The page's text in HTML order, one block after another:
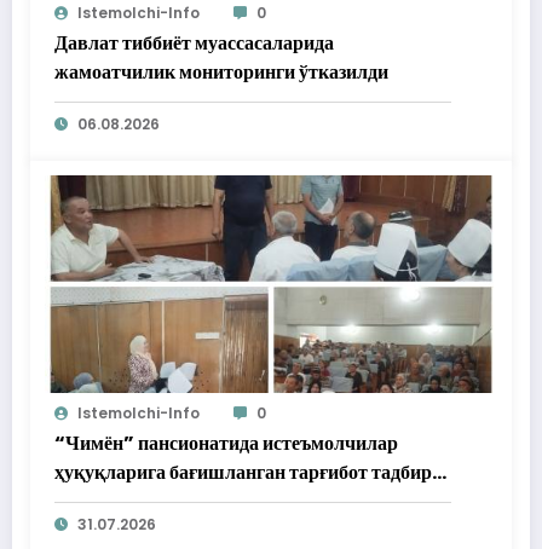
Istemolchi-Info 0
Давлат тиббиёт муассасаларида
жамоатчилик мониторинги ўтказилди
06.08.2026
Istemolchi-Info 0
“Чимён” пансионатида истеъмолчилар
ҳуқуқларига бағишланган тарғибот тадбири
ўтказилди
31.07.2026